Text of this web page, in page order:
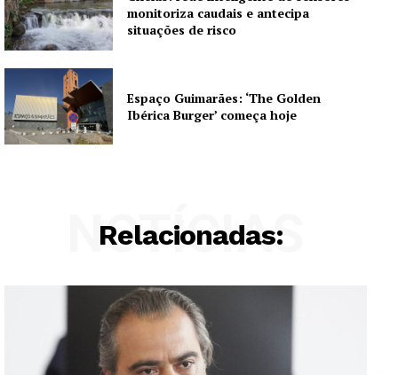
monitoriza caudais e antecipa
situações de risco
Espaço Guimarães: ‘The Golden
Ibérica Burger’ começa hoje
Relacionadas:
NOTÍCIAS